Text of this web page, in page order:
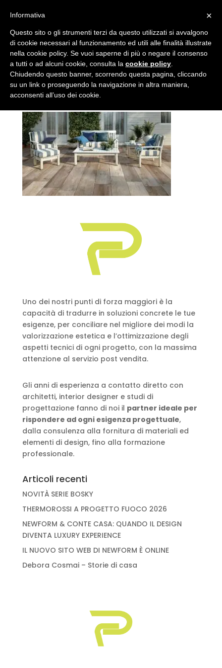
Idee-pavimentazioni-
aree-esterne
da admin|Set 25, 2017
Uno dei nostri punti di forza maggiori è la
capacità di tradurre in soluzioni concrete le tue
esigenze, per conciliare nel migliore dei modi la
valorizzazione estetica e l’ottimizzazione degli
aspetti tecnici di ogni progetto, con la massima
attenzione al servizio post vendita.
Gli anni di esperienza a contatto diretto con
architetti, interior designer e studi di
progettazione fanno di noi il partner ideale per
rispondere ad ogni esigenza progettuale,
dalla consulenza alla fornitura di materiali ed
elementi di design, fino alla formazione
professionale.
Articoli recenti
NOVITÀ SERIE BOSKY
THERMOROSSI A PROGETTO FUOCO 2026
NEWFORM & CONTE CASA: QUANDO IL DESIGN
DIVENTA LUXURY EXPERIENCE
IL NUOVO SITO WEB DI NEWFORM È ONLINE
Debora Cosmai – Storie di casa
×
Informativa
Questo sito o gli strumenti terzi da questo utilizzati si avvalgono
di cookie necessari al funzionamento ed utili alle finalità illustrate
nella cookie policy. Se vuoi saperne di più o negare il consenso
a tutti o ad alcuni cookie, consulta la cookie policy
Chiudendo questo banner, scorrendo questa pagina, cliccando
su un link o proseguendo la navigazione in altra maniera,
acconsenti all’uso dei cookie.